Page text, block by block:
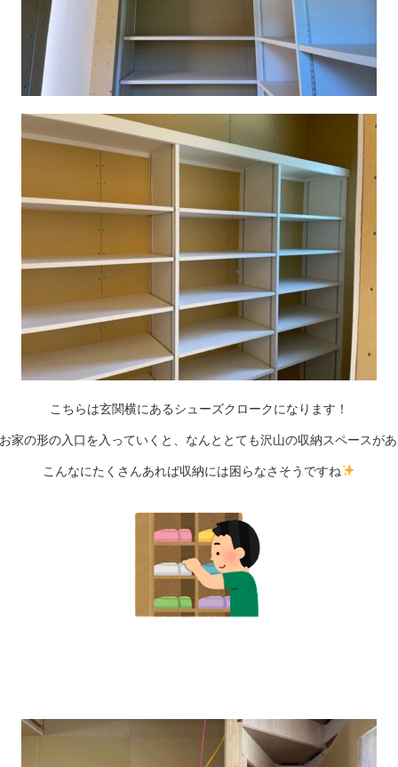
こちらは玄関横にあるシューズクロークになります！
家の形の入口を入っていくと、なんととても沢山の収納スペースが
こんなにたくさんあれば収納には困らなさそうですね